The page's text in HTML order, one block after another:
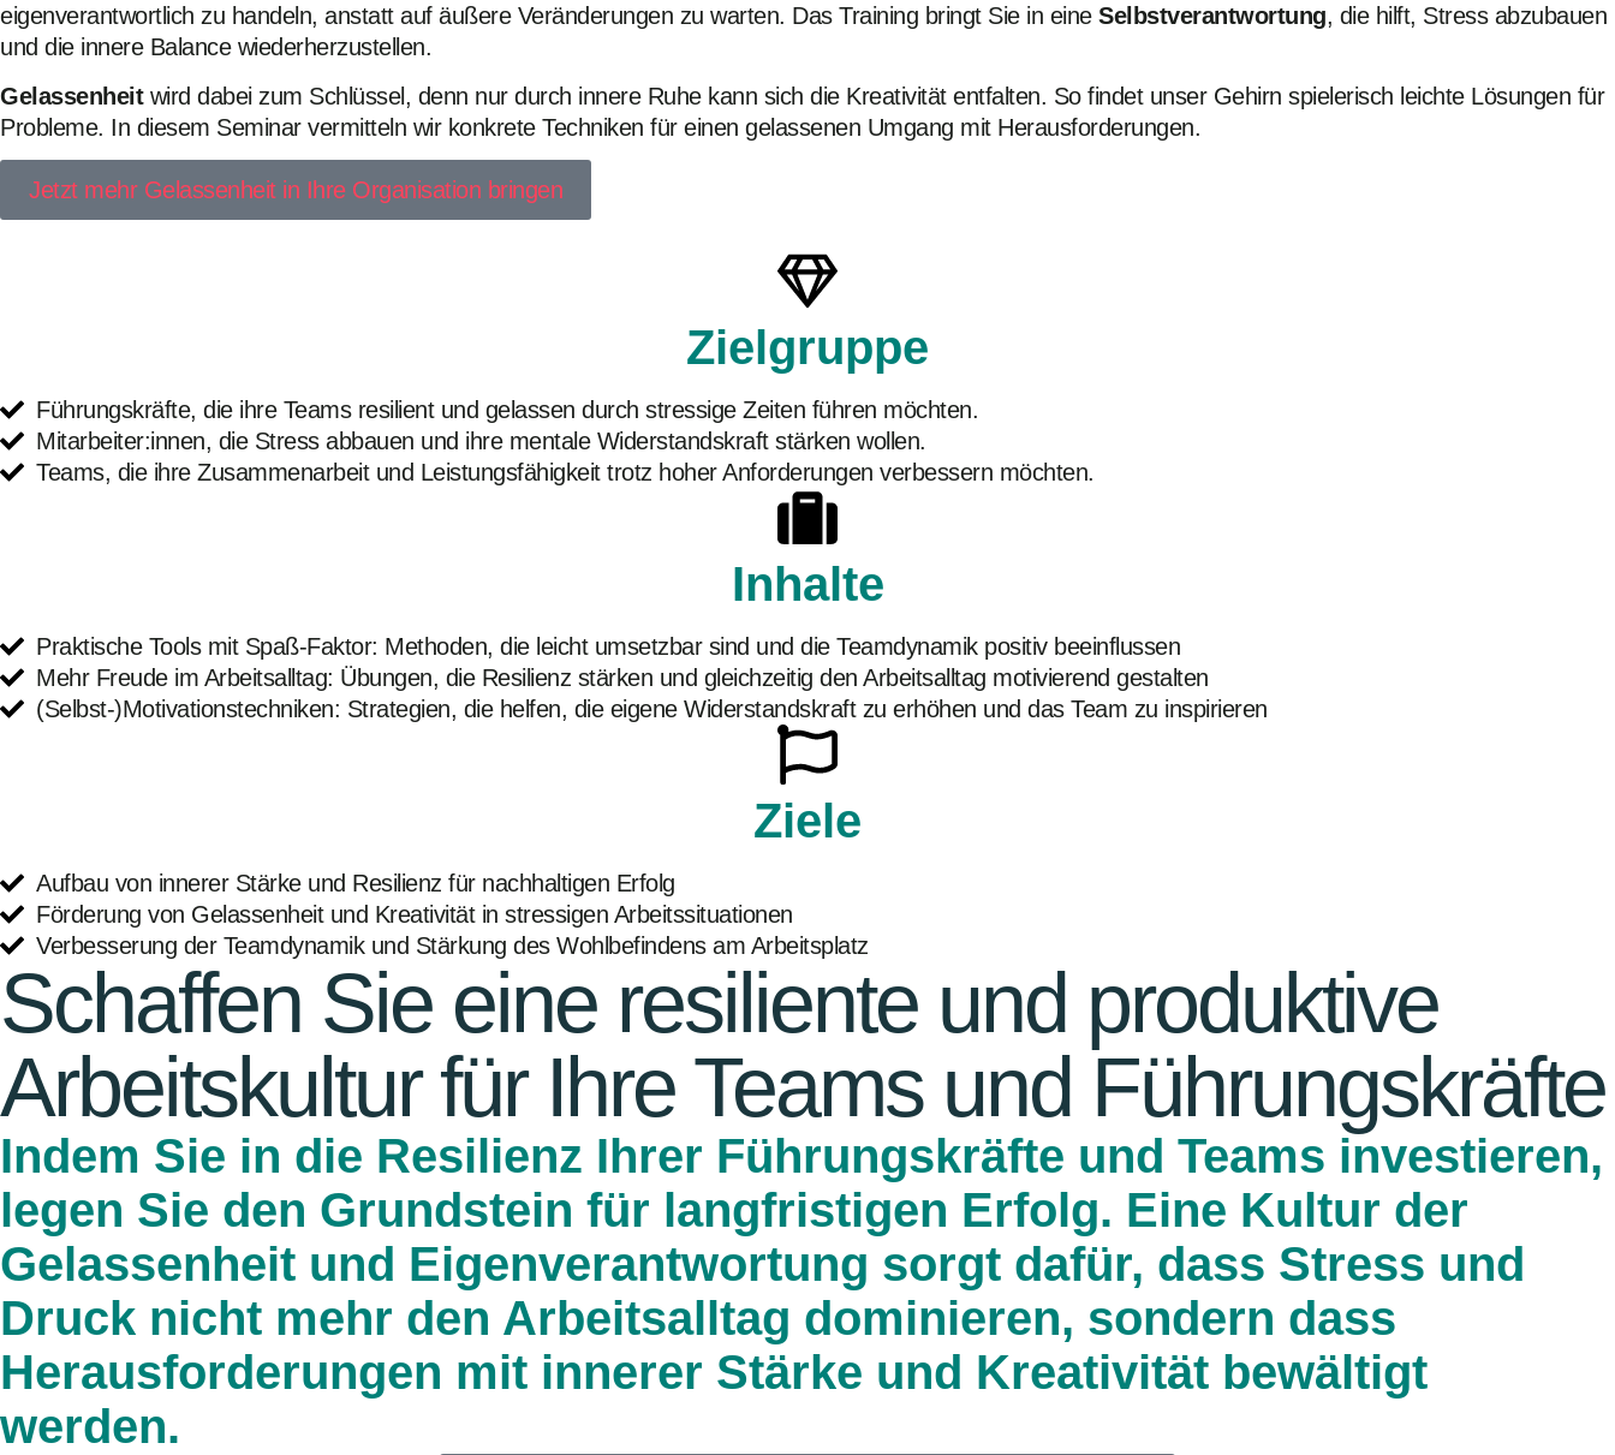
eigenverantwortlich zu handeln, anstatt auf äußere Veränderungen zu warten. Das Training bringt Sie in eine Selbstverantwortung, die hilft, Stress abzubauen
und die innere Balance wiederherzustellen.
Gelassenheitwird dabei zum Schlüssel, denn nur durch innere Ruhe kann sich die Kreativität entfalten. So findet unser Gehirn spielerisch leichte Lösungen für
Probleme. In diesem Seminar vermitteln wir konkrete Techniken für einen gelassenen Umgang mit Herausforderungen.
Jetzt mehr Gelassenheit in Ihre Organisation bringen
Zielgruppe
Führungskräfte, die ihre Teams resilient und gelassen durch stressige Zeiten führen möchten.
Mitarbeiter:innen, die Stress abbauen und ihre mentale Widerstandskraft stärken wollen.
Teams, die ihre Zusammenarbeit und Leistungsfähigkeit trotz hoher Anforderungen verbessern möchten.
Inhalte
Praktische Tools mit Spaß-Faktor: Methoden, die leicht umsetzbar sind und die Teamdynamik positiv beeinflussen
Mehr Freude im Arbeitsalltag: Übungen, die Resilienz stärken und gleichzeitig den Arbeitsalltag motivierend gestalten
(Selbst-)Motivationstechniken: Strategien, die helfen, die eigene Widerstandskraft zu erhöhen und das Team zu inspirieren
Ziele
Aufbau von innerer Stärke und Resilienz für nachhaltigen Erfolg
Förderung von Gelassenheit und Kreativität in stressigen Arbeitssituationen
Verbesserung der Teamdynamik und Stärkung des Wohlbefindens am Arbeitsplatz
Schaffen Sie eine resiliente und produktive
Arbeitskultur für Ihre Teams und Führungskräfte
Indem Sie in die Resilienz Ihrer Führungskräfte und Teams investieren,
legen Sie den Grundstein für langfristigen Erfolg. Eine Kultur der
Gelassenheit und Eigenverantwortung sorgt dafür, dass Stress und
Druck nicht mehr den Arbeitsalltag dominieren, sondern dass
Herausforderungen mit innerer Stärke und Kreativität bewältigt
werden.